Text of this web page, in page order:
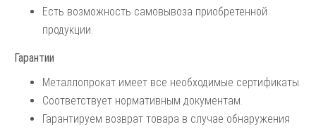
Есть возможность самовывоза приобретенной
продукции.
Гарантии
Металлопрокат имеет все необходимые сертификаты.
Соответствует нормативным документам.
Гарантируем возврат товара в случае обнаружения